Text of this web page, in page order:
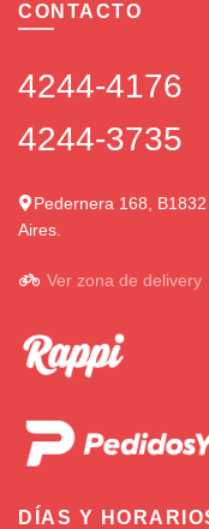
CONTACTO
4244-4176
4244-3735
Pedernera 168,
Aires.
Ver zona de delivery
DÍAS Y